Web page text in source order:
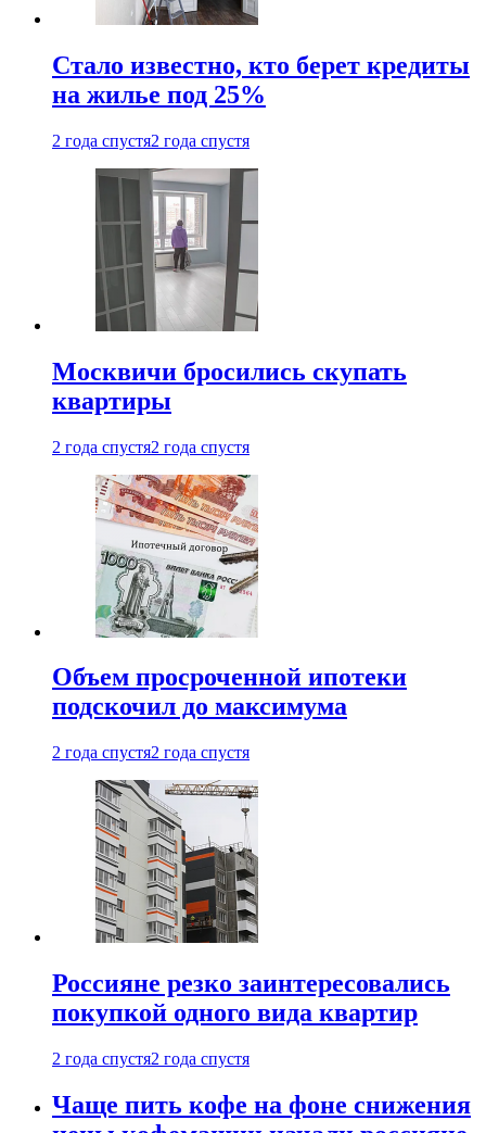
Стало известно, кто берет кредиты
на жилье под 25%
2 года спустя2 года спустя
Москвичи бросились скупать
квартиры
2 года спустя2 года спустя
Объем просроченной ипотеки
подскочил до максимума
2 года спустя2 года спустя
Россияне резко заинтересовались
покупкой одного вида квартир
2 года спустя2 года спустя
Чаще пить кофе на фоне снижения